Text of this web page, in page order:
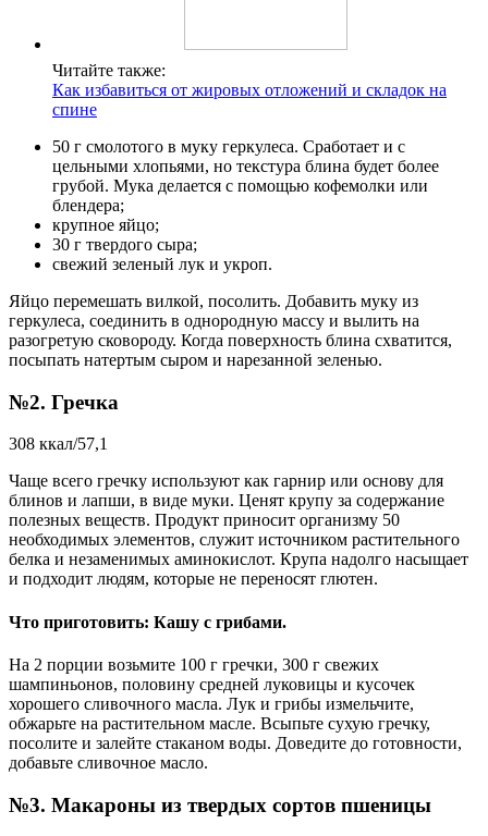
Читайте также:
Как избавиться от жировых отложений и складок на
спине
50 г смолотого в муку геркулеса. Сработает и с
цельными хлопьями, но текстура блина будет более
грубой. Мука делается с помощью кофемолки или
блендера;
крупное яйцо;
30 г твердого сыра;
свежий зеленый лук и укроп.
Яйцо перемешать вилкой, посолить. Добавить муку из
геркулеса, соединить в однородную массу и вылить на
разогретую сковороду. Когда поверхность блина схватится,
посыпать натертым сыром и нарезанной зеленью.
№2. Гречка
308 ккал/57,1
Чаще всего гречку используют как гарнир или основу для
блинов и лапши, в виде муки. Ценят крупу за содержание
полезных веществ. Продукт приносит организму 50
необходимых элементов, служит источником растительного
белка и незаменимых аминокислот. Крупа надолго насыщает
и подходит людям, которые не переносят глютен.
Что приготовить: Кашу с грибами.
На 2 порции возьмите 100 г гречки, 300 г свежих
шампиньонов, половину средней луковицы и кусочек
хорошего сливочного масла. Лук и грибы измельчите,
обжарьте на растительном масле. Всыпьте сухую гречку,
посолите и залейте стаканом воды. Доведите до готовности,
добавьте сливочное масло.
№3. Макароны из твердых сортов пшеницы